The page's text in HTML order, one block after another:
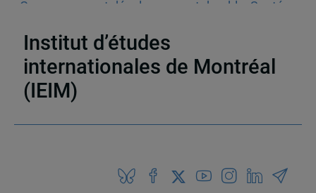
Gouvernance et développement durable
Santé
Institut d’études
internationales de Montréal
(IEIM)